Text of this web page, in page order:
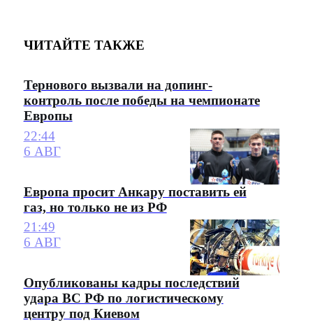
ЧИТАЙТЕ ТАКЖЕ
Тернового вызвали на допинг-
контроль после победы на чемпионате
Европы
22:44
6 АВГ
Европа просит Анкару поставить ей
газ, но только не из РФ
21:49
6 АВГ
Опубликованы кадры последствий
удара ВС РФ по логистическому
центру под Киевом